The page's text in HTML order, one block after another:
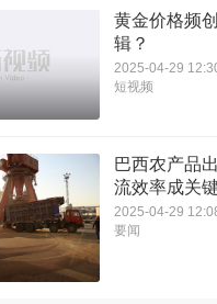
黄金价格频
辑？
2025-04-29
短视频
巴西农产品
流效率成关
2025-04-29
要闻